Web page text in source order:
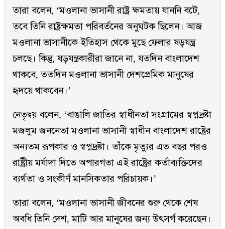
তারা বলেন, ‘মওলানা ভাসানী রাষ্ট্র ক্ষমতায় যাননি বটে,
তবে তিনি রাষ্ট্রক্ষমতা পরিবর্তনের অনুঘটক ছিলেন। আজ
মওলানা ভাসানীকে ইতিহাস থেকে মুছে ফেলার ষড়যন্ত্র
চলছে। কিন্তু, ষড়যন্ত্রকারীরা জানে না, যতদিন বাংলাদেশ
থাকবে, ততদিন মওলানা ভাসানী দেশপ্রেমিক মানুষের
হৃদয়ে থাকবেন।’
নেতৃদ্বয় বলেন, ‘বাঙালি জাতির স্বাধীনতা সংগ্রামের স্বপ্নদ্রষ্টা
মজলুম জননেতা মওলানা ভাসানী স্বাধীন বাংলাদেশ রাষ্ট্রের
অন্যতম রূপকার ও স্বপ্নদ্রষ্টা। তাঁকে মৃত্যুর এত বছর পরও
রাষ্ট্রীয় মর্যাদা দিতে অপারগতা এই রাষ্ট্রের কর্তাব্যক্তিদের
ব্যর্থতা ও সংকীর্ণ মানসিকতার পরিচায়ক।’
তারা বলেন, ‘মওলানা ভাসানী জীবনের শুরু থেকে শেষ
অবধি তিনি দেশ, মাটি আর মানুষের জন্য উৎসর্গ করেছেন।